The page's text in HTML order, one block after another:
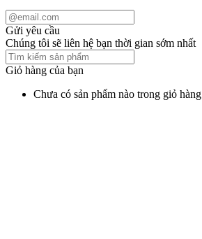
Gửi yêu cầu
Chúng tôi sẽ liên hệ bạn thời gian sớm nhất
Giỏ hàng của bạn
Chưa có sản phẩm nào trong giỏ hàng